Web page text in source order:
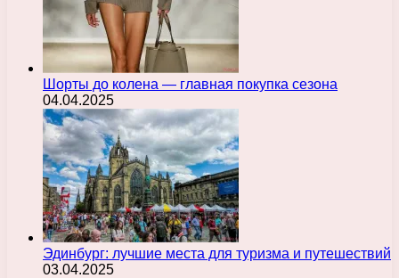
Шорты до колена — главная покупка сезона
04.04.2025
Эдинбург: лучшие места для туризма и путешествий
03.04.2025